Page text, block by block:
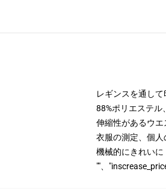
レギンスを通し
88%ポリエステル
伸縮性があるウ
衣服の測定、個
機械的にきれいに
""、